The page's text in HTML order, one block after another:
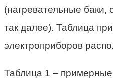
(нагревательные
так далее). Таблица
электроприборов
Таблица 1 –